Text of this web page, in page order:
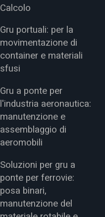
Calcolo
Gru portuali: per la
movimentazione di
container e materiali
sfusi
Gru a ponte per
l'industria aeronautica:
manutenzione e
assemblaggio di
aeromobili
Soluzioni per gru a
ponte per ferrovie:
posa binari,
manutenzione del